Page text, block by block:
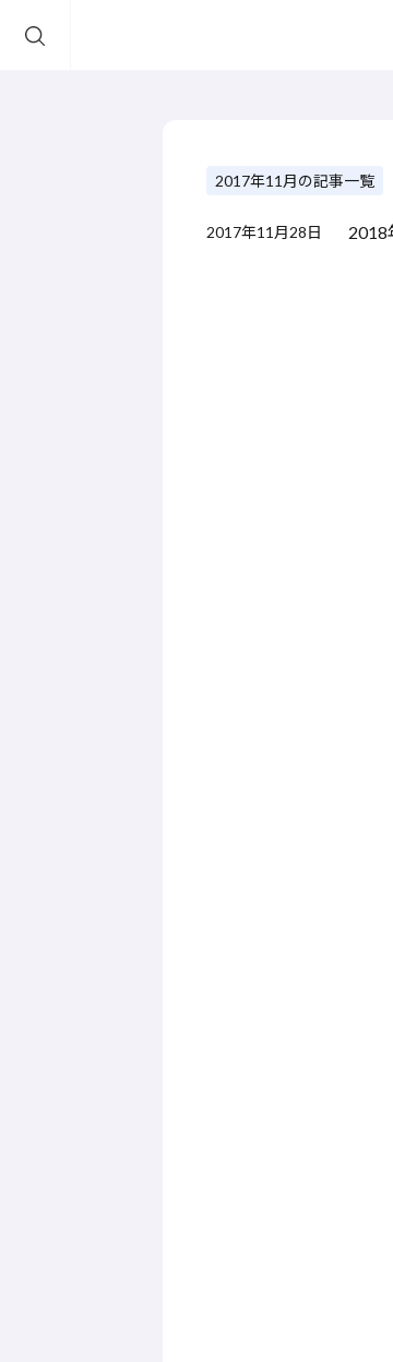
2017年11月の記事一覧
2017年11月28日 2018